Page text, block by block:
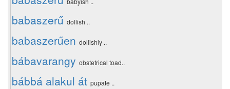
babaszerű dollish ..
babaszerűen dollishly ..
bábavarangy obstetrical toad..
bábbá alakul át pupate ..